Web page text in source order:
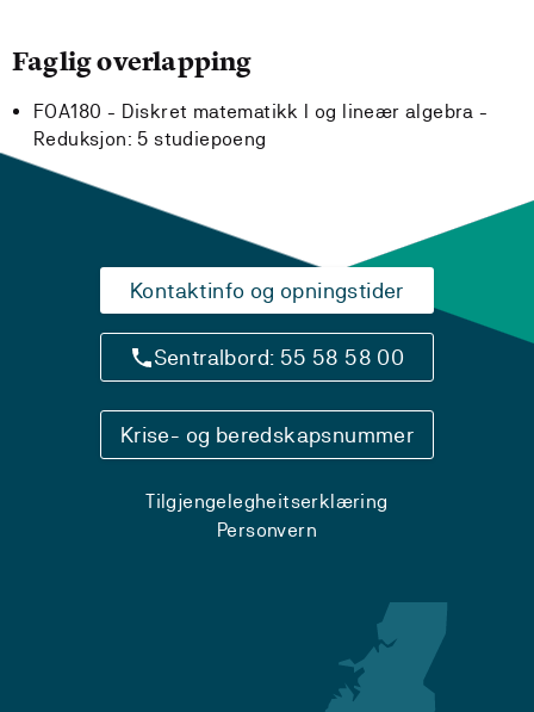
Faglig overlapping
FOA180 - Diskret matematikk I og lineær algebra -
Reduksjon: 5 studiepoeng
Kontaktinfo og opningstider
Sentralbord: 55 58 58 00
Krise- og beredskapsnummer
Tilgjengelegheitserklæring
Personvern